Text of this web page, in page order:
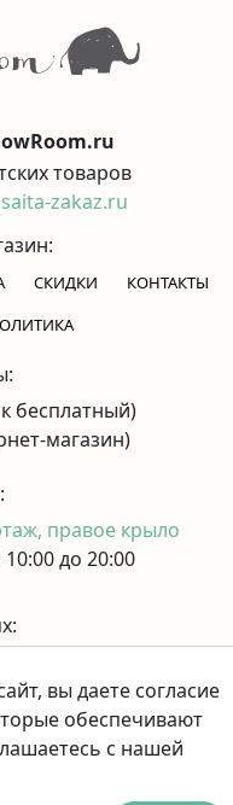
товаров
zakaz.ru
СКИДКИ
КОНТАКТЫ
бесплатный)
магазин)
правое крыло
до 20:00
вы даете согласие
обеспечивают
с нашей